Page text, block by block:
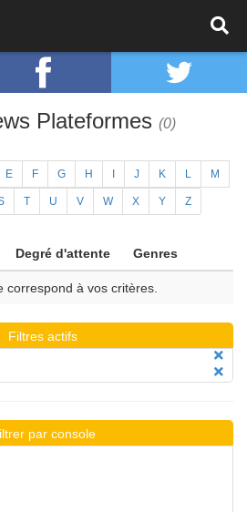
Plateformes (0)
E F G H J K L M
T U V W X Y Z
Degré d'attente Genres
correspond à vos critères.
Filtres actifs
par console